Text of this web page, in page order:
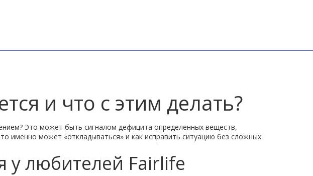
и что с этим делать?
Это может быть сигналом дефицита определённых веществ,
именно может «откладываться» и как исправить ситуацию без сложных
у любителей Fairlife